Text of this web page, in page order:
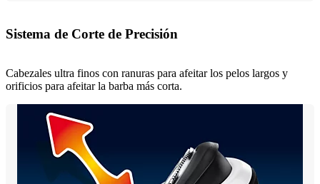
Sistema de Corte de Precisión
Cabezales ultra finos con ranuras para afeitar los pelos largos y
orificios para afeitar la barba más corta.